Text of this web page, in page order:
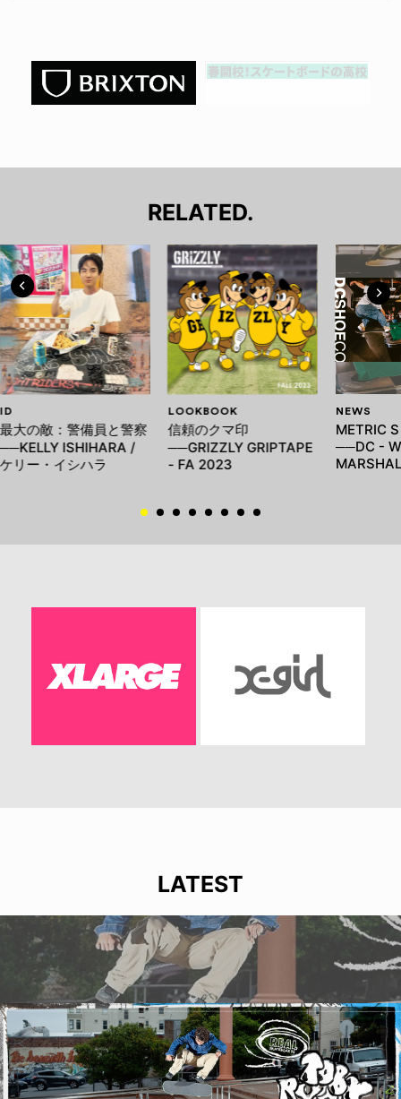
RELATED.
ID
最大の敵：警備員と警察
──KELLY ISHIHARA /
ケリー・イシハラ
LOOKBOOK
信頼のクマ印
──GRIZZLY GRIPTAPE
- FA 2023
NEWS
METRIC S
──DC -
LATEST